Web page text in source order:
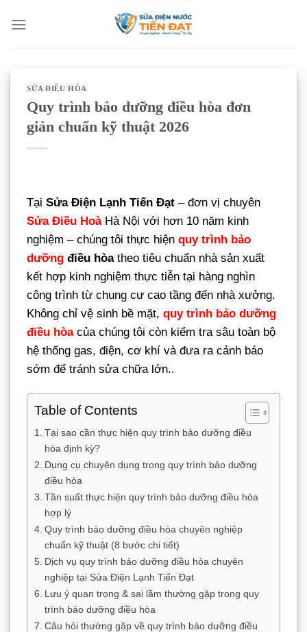
qua
SỬA ĐIỀU HÒA
Quy trình bảo dưỡng điều hòa đơn
giản chuẩn kỹ thuật 2026
Tại Sửa Điện Lạnh Tiến Đạt – đơn vị chuyên
Sửa Điều HoàHà Nội với hơn 10 năm kinh
nghiệm – chúng tôi thực hiện quy trình bảo
dưỡng điều hòatheo tiêu chuẩn nhà sản xuất
kết hợp kinh nghiệm thực tiễn tại hàng nghìn
công trình từ chung cư cao tầng đến nhà xưởng.
Không chỉ vệ sinh bề mặt, quy trình bảo dưỡng
điều hòacủa chúng tôi còn kiểm tra sâu toàn bộ
hệ thống gas, điện, cơ khí và đưa ra cảnh báo
sớm để tránh sửa chữa lớn..
Table of Contents
Tại sao cần thực hiện quy trình bảo dưỡng điều
hòa định kỳ?
Dụng cụ chuyên dụng trong quy trình bảo dưỡng
điều hòa
Tần suất thực hiện quy trình bảo dưỡng điều hòa
hợp lý
Quy trình bảo dưỡng điều hòa chuyên nghiệp
chuẩn kỹ thuật (8 bước chi tiết)
Dịch vụ quy trình bảo dưỡng điều hòa chuyên
nghiệp tại Sửa Điện Lạnh Tiến Đạt
Lưu ý quan trọng & sai lầm thường gặp trong quy
trình bảo dưỡng điều hòa
Câu hỏi thường gặp về quy trình bảo dưỡng điều